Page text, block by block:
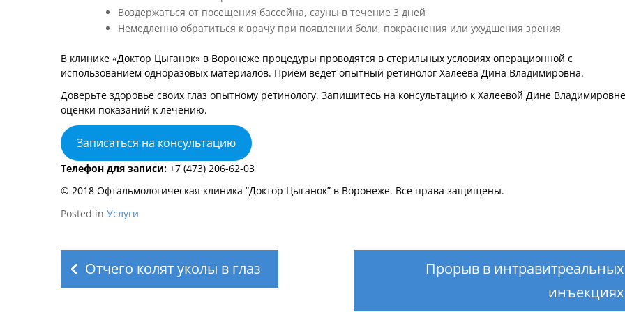
Воздержаться от посещения бассейна, сауны в течение 3 дней
Немедленно обратиться к врачу при появлении боли, покраснения или ухудшения зрения
В клинике «Доктор Цыганок» в Воронеже процедуры проводятся в стерильных условиях операционной с
использованием одноразовых материалов. Прием ведет опытный ретинолог Халеева Дина Владимировна.
Доверьте здоровье своих глаз опытному ретинологу. Запишитесь на консультацию к Халеевой Дине
оценки показаний к лечению.
Записаться на консультацию
Телефон для записи: +7 (473) 206-62-03
© 2018 Офтальмологическая клиника “Доктор Цыганок” в Воронеже. Все права защищены.
Posted in Услуги
Навигация
по
записям
Отчего колят уколы в глаз
Прорыв в интравитреальных
инъекциях